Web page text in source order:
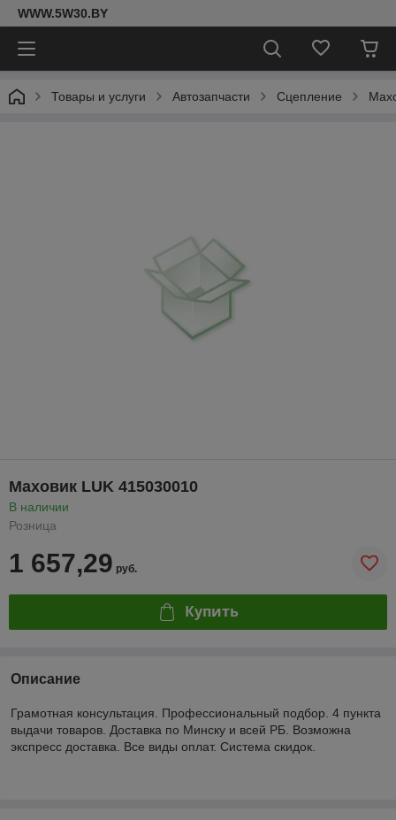
WWW.5W30.BY
Товары и услуги Автозапчасти Сцепление
Маховик LUK 415030010
В наличии
Розница
1 657,29 руб.
Купить
Описание
Грамотная консультация. Профессиональный подбор. 4 пункта
выдачи товаров. Доставка по Минску и всей РБ. Возможна
экспресс доставка. Все виды оплат. Система скидок.